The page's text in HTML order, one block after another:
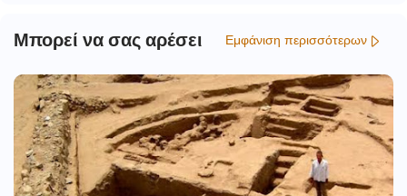
Μπορεί να σας αρέσει Εμφάνιση περισσότερων